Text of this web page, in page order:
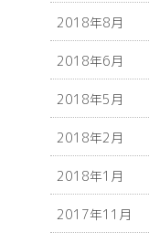
2018年8月
2018年6月
2018年5月
2018年2月
2018年1月
2017年11月